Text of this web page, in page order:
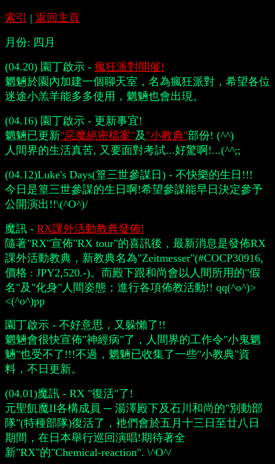
索引
| 返回主頁
月份: 四月
(04.20) 園丁啟示 - 瘋狂派對開催!
魍魎於園內加建一個聊天室，名為瘋狂派對，希望各位
迷途小羔羊能多多使用，魍魎也會出現。
(04.16) 園丁啟示 - 更新事宜!
魍魎已更新"惡魔絕密檔案"及 "小教典"部份! (^^)
人間界的生活真苦, 又要面對考試...好驚啊!...(^^;;
(04.12)Luke's Days(篁三世參謀日) - 不快樂的生日!!!
今日是篁三世參謀的生日啊!希望參謀能早日決定參予
公開演出!!\(^O^)/
魔訊 - RX課外活動教典發佈!
隨著"RX"宣佈"RX tour"的喜訊後，最新消息是發佈RX
課外活動教典，新教典名為"Zeitmesser"(#COCP30916,
價格 : JPY2,520.-)。而殿下跟和尚會以人間所用的"假
名"及"化身"人間姿態；進行各項佈教活動!! qq(^o^)>
<(^o^)pp
園丁啟示 - 不好意思，又躲懶了!!
魍魎會很快宣佈"神經病"了，人間界的工作令"小鬼魍
魎"也受不了!!!不過，魍魎已收集了一些"小教典"資
料，不日更新。
(04.01)魔訊 - RX "復活"了!
元聖飢魔II各構成員 ─ 湯澤殿下及石川和尚的"別動部
隊"(特種部隊)復活了，衪們會於五月十三日至廿八日
期間，在日本舉行巡回演唱!期待著全
新"RX"的"Chemical-reaction". \^O^/